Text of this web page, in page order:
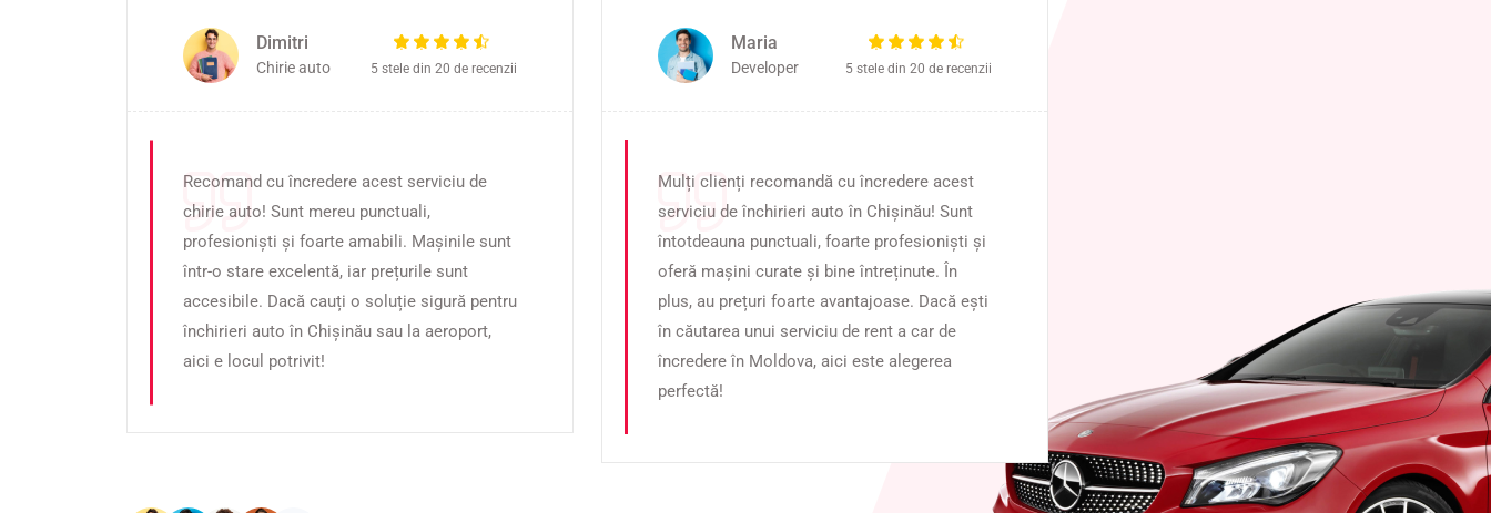
Dimitri
Chirie auto 5 stele din 20 de recenzii
Recomand cu încredere acest serviciu de
chirie auto! Sunt mereu punctuali,
profesioniști și foarte amabili. Mașinile sunt
într-o stare excelentă, iar prețurile sunt
accesibile. Dacă cauți o soluție sigură pentru
închirieri auto în Chișinău sau la aeroport,
aici e locul potrivit!
Maria
Developer 5 stele din 20 de recenzii
Mulți clienți recomandă cu încredere acest
serviciu de închirieri auto în Chișinău! Sunt
întotdeauna punctuali, foarte profesioniști și
oferă mașini curate și bine întreținute. În
plus, au prețuri foarte avantajoase. Dacă ești
în căutarea unui serviciu de rent a car de
încredere în Moldova, aici este alegerea
perfectă!
accesibile. Dacă cauți o soluție sigură pentru
închirieri auto în Chișinău sau la aeroport,
aici e locul potrivit!